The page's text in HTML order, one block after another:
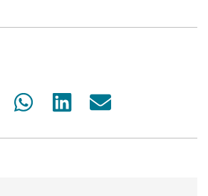
Share
Share
Share